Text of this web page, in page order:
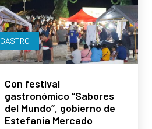
GASTRO
Con festival
gastronómico “Sabores
del Mundo”, gobierno de
Estefanía Mercado